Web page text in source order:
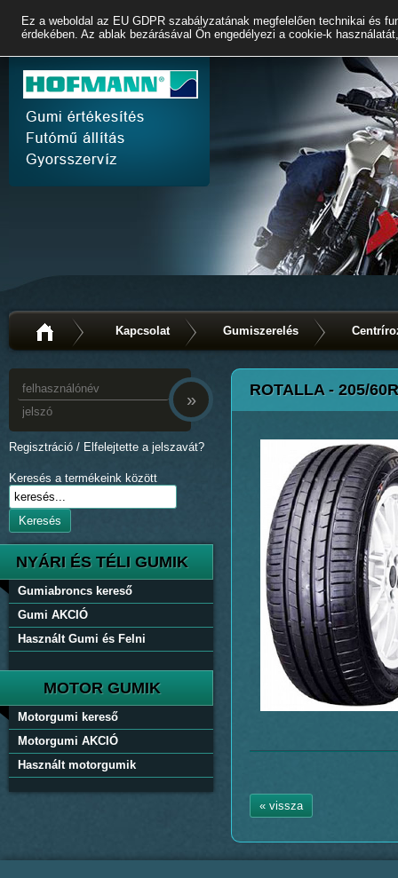
Kapcsolat Gumiszerelés
»
Regisztráció / Elfelejtette a jelszavát?
Keresés a termékeink között
Keresés
NYÁRI ÉS TÉLI GUMIK
Gumiabroncs kereső
Gumi AKCIÓ
Használt Gumi és Felni
MOTOR GUMIK
Motorgumi kereső
Motorgumi AKCIÓ
Használt motorgumik
ROTALLA - 205/
« vissza
Ez a weboldal az EU GDPR szabályzatának megfelelően technikai és
érdekében. Az ablak bezárásával Ön engedélyezi a cookie-k